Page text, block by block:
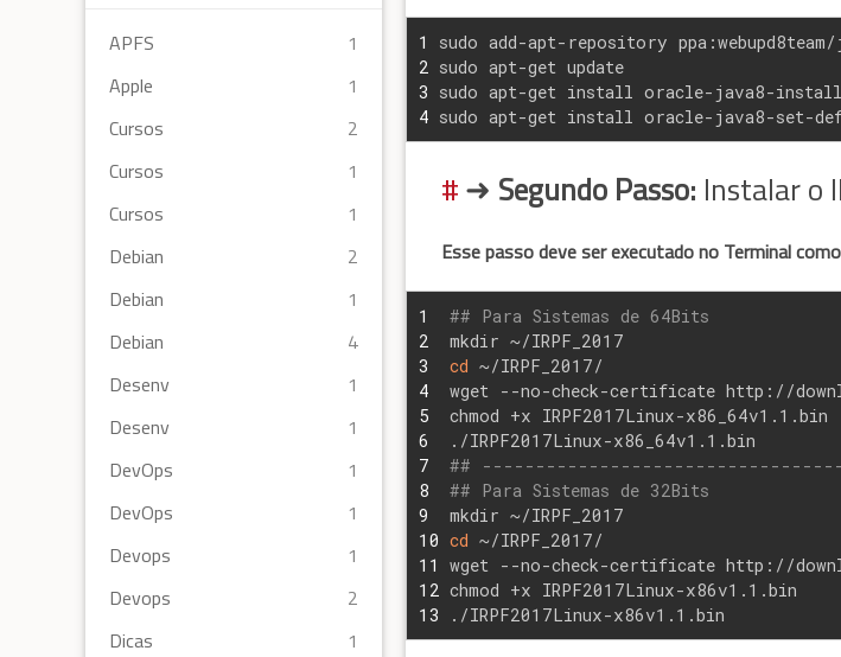
APFS
1
Apple
1
Cursos
2
Cursos
1
Cursos
1
Debian
2
Debian
1
Debian
4
Desenv
1
Desenv
1
DevOps
1
DevOps
1
Devops
1
Devops
2
Dicas
1
1
2
3
4
sudo add-apt-repository
sudo apt-get update
sudo apt-get install oracle-java8-
sudo apt-get install oracle-java8-set-
➜ Segundo Passo: Instalar o
Esse passo deve ser executado no Terminal
1
2
3
4
5
6
7
8
9
10
11
12
13
## Para Sistemas de 64Bits
mkdir ~/IRPF_2017
cd ~/IRPF_2017/
wget --no-check-certificate http://
chmod +x IRPF2017Linux-x86_64v1.1.bin
./IRPF2017Linux-x86_64v1.1.bin
##
## Para Sistemas de 32Bits
mkdir ~/IRPF_2017
cd ~/IRPF_2017/
wget --no-check-certificate http://
chmod +x IRPF2017Linux-x86v1.1.bin
./IRPF2017Linux-x86v1.1.bin